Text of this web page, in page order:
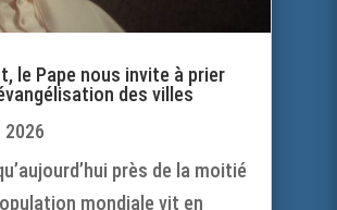
le Pape nous invite à prier
des villes
près de la moitié
mondiale vit en